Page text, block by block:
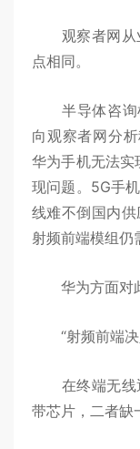
观察者网从
点相同。
半导体咨询
向观察者网分
华为手机无法实
现问题。5G手
线难不倒国内
射频前端模组仍
华为方面对此
“射频前端决
在终端无线
带芯片，二者缺